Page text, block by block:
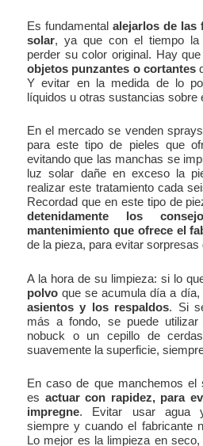
Es fundamentalalejarlos de las
solar, ya que con el tiempo la
perder su color original. Hay que
objetos punzantes o cortantes
Y evitar en la medida de lo
líquidos u otras sustancias sobre
En el mercado se venden
para este tipo de pieles que
evitando que las manchas se
luz solar dañe en exceso la
realizar este tratamiento cada
Recordad que en este tipo de
detenidamente los
mantenimiento que ofrece el
de la pieza, para evitar sorpresas
A la hora de su limpieza: si lo
polvo que se acumula día a día,
asientos y los respaldos. Si
más a fondo, se puede
nobuck o un cepillo de
suavemente la superficie,
En caso de que manchemos el
es actuar con rapidez, para
impregne. Evitar usar agua
siempre y cuando el fabricante
Lo mejor es la limpieza en